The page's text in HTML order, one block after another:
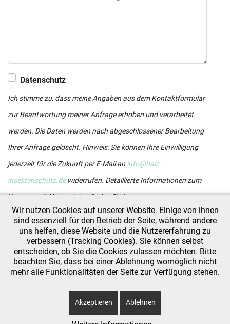
Datenschutz
Ich stimme zu, dass meine Angaben aus dem Kontaktformular
zur Beantwortung meiner Anfrage erhoben und verarbeitet
werden. Die Daten werden nach abgeschlossener Bearbeitung
Ihrer Anfrage gelöscht. Hinweis: Sie können Ihre Einwilligung
jederzeit für die Zukunft per E-Mail an info@balz-
insektenschutz.dewiderrufen. Detaillierte Informationen zum
Umgang mit Nutzerdaten finden Sie in unserer
Datenschutzerklärung.*
">
Wir nutzen Cookies auf unserer Website. Einige von ihnen
sind essenziell für den Betrieb der Seite, während andere
uns helfen, diese Website und die Nutzererfahrung zu
verbessern (Tracking Cookies). Sie können selbst
entscheiden, ob Sie die Cookies zulassen möchten. Bitte
beachten Sie, dass bei einer Ablehnung womöglich nicht
mehr alle Funktionalitäten der Seite zur Verfügung stehen.
Akzeptieren Ablehnen